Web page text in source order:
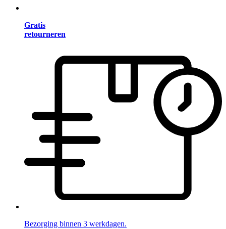
Gratis
retourneren
Bezorging binnen 3 werkdagen.